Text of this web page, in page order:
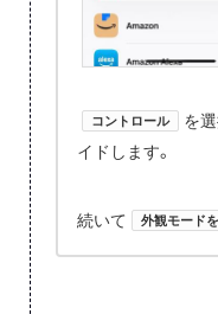
コントロール
を
イドします。
続いて 外観モード